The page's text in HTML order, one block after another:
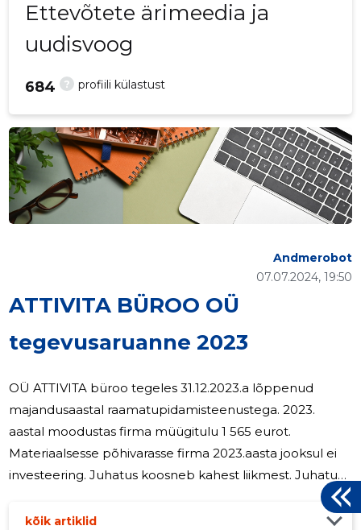
Ettevõtete ärimeedia ja
uudisvoog
? profiili külastust
684
ATTIVITA BÜROO OÜ
tegevusaruanne 2023
07.07.2024, 19:50
Andmerobot
OÜ ATTIVITA büroo tegeles 31.12.2023.a lõppenud
majandusaastal raamatupidamisteenustega. 2023.
aastal moodustas firma müügitulu 1 565 eurot.
Materiaalsesse põhivarasse firma 2023.aasta jooksul ei
investeering. Juhatus koosneb kahest liikmest. Juhatuse
kõik artiklid